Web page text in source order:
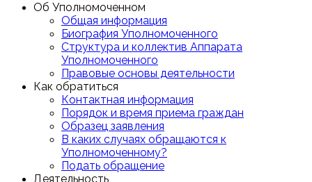
Об Уполномоченном
Общая информация
Биография Уполномоченного
Структура и коллектив Аппарата
Уполномоченного
Правовые основы деятельности
Как обратиться
Контактная информация
Порядок и время приема граждан
Образец заявления
В каких случаях обращаются к
Уполномоченному?
Подать обращение
Деятельность